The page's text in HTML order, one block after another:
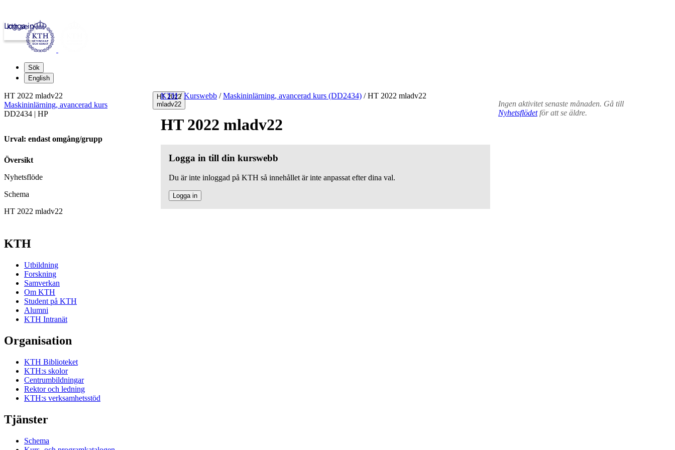
kth.se
Logga in
Sök
English
HT 2022
mladv22
KTH / Kurswebb / Maskininlärning, avancerad kurs (DD2434) /HT 2022 mladv22
HT 2022 mladv22
Logga in till din kurswebb
Du är inte inloggad på KTH så innehållet är inte anpassat efter dina val.
Logga in
Ingen aktivitet senaste månaden. Gå till
Nyhetsflödetför att se äldre.
HT 2022 mladv22
Maskininlärning, avancerad kurs
DD2434 | HP
Urval: endast omgång/grupp
Översikt
Nyhetsflöde
Schema
HT 2022 mladv22
KTH
Utbildning
Forskning
Samverkan
Om KTH
Student på KTH
Alumni
KTH Intranät
Organisation
KTH Biblioteket
KTH:s skolor
Centrumbildningar
Rektor och ledning
KTH:s verksamhetsstöd
Tjänster
Schema